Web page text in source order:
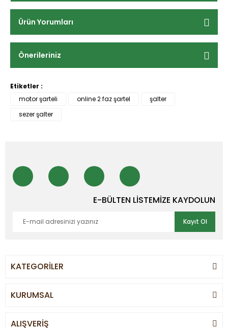
Ürün Yorumları
Önerileriniz
Etiketler :
motor şarteli
online 2 faz şartel
şalter
sezer şalter
E-BÜLTEN LİSTEMİZE KAYDOLUN
Kayıt Ol
KATEGORİLER
KURUMSAL
ALIŞVERİŞ